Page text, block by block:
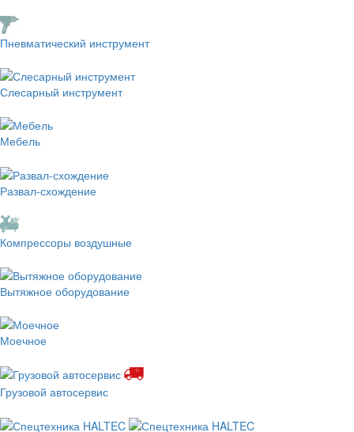
Пневматический инструмент
Слесарный инструмент
Мебель
Развал-схождение
Компрессоры воздушные
Вытяжное оборудование
Моечное
Грузовой автосервис